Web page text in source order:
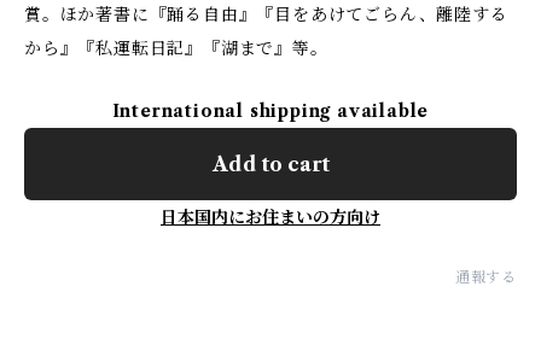
賞。ほか著書に『踊る自由』『目をあけてごらん、離陸する
から』『私運転日記』『湖まで』等。
International shipping available
Add to cart
日本国内にお住まいの方向け
通報する